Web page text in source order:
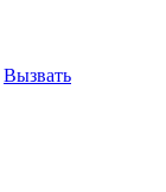
Вызвать